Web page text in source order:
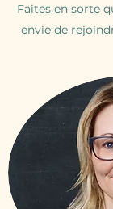
Faites en sorte
envie de